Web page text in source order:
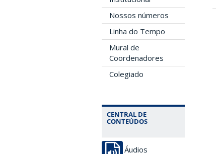
Nossos números
Linha do Tempo
Mural de
Coordenadores
Colegiado
CENTRAL DE
CONTEÚDOS
Áudios